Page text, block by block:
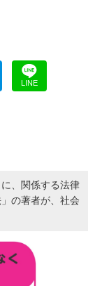
LINE
、関係する法律
の著者が、社会